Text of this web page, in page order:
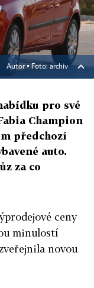
Autor ▪ Foto: archiv
pro své
Champion
předchozí
auto.
za co
ceny
minulostí
novou